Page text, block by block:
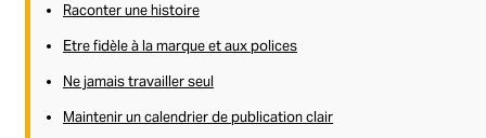
Raconter une histoire
Etre fidèle à la marque et aux polices
Ne jamais travailler seul
Maintenir un calendrier de publication clair